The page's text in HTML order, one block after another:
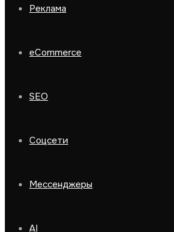
Реклама
eCommerce
SEO
Соцсети
Мессенджеры
AI